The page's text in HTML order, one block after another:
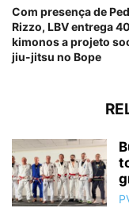
Com presença de
Rizzo, LBV entrega 40
kimonos a projeto
jiu-jitsu no Bope